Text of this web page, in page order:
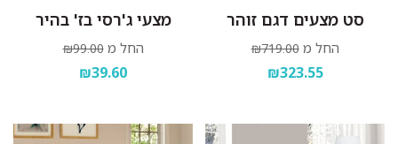
סט מצעים דגם זוהר
החל מ ₪719.00
₪323.55
מצעי ג'רסי בז' בהיר
החל מ ₪99.00
₪39.60